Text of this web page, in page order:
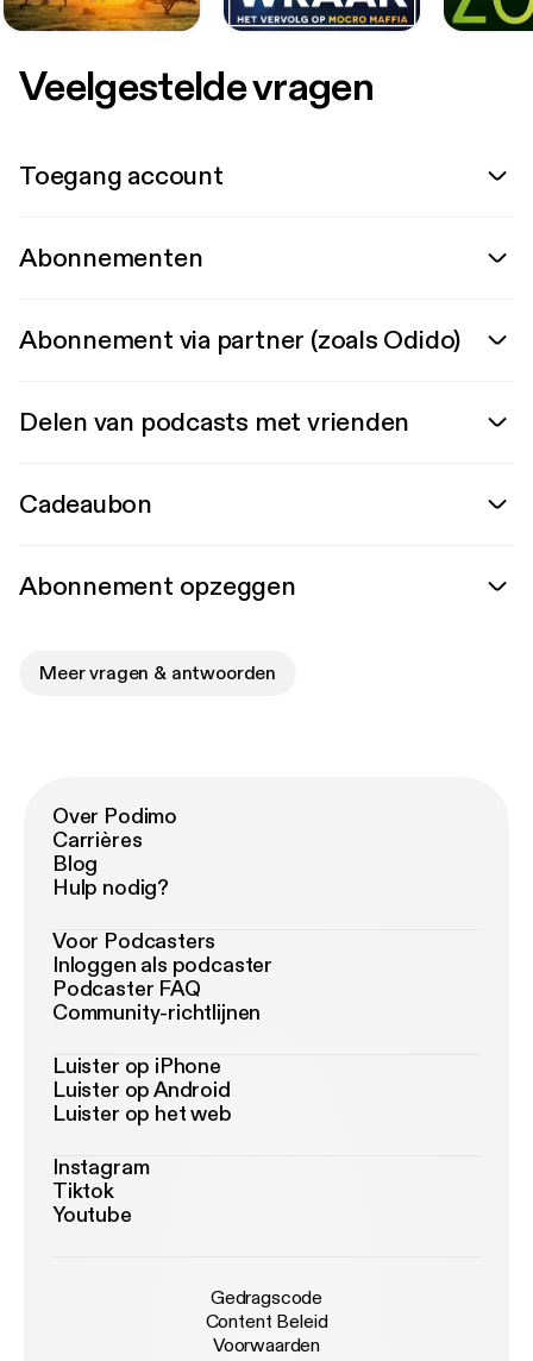
Veelgestelde vragen
Toegang account
Abonnementen
Abonnement via partner (zoals Odido)
Delen van podcasts met vrienden
Cadeaubon
Abonnement opzeggen
Meer vragen & antwoorden
Over Podimo
Carrières
Blog
Hulp nodig?
Voor Podcasters
Inloggen als podcaster
Podcaster FAQ
Community-richtlijnen
Luister op iPhone
Luister op Android
Luister op het web
Instagram
Tiktok
Youtube
Gedragscode
Content Beleid
Voorwaarden